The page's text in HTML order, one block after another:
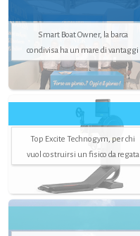
Smart Boat Owner, la barca
condivisa ha un mare di vantaggi
Top Excite Technogym, per chi
vuol costruirsi un fisico da regata